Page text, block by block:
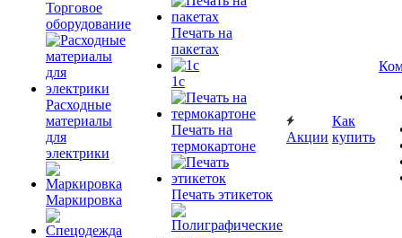
Торговое
оборудование
Расходные
материалы
для
электрики
Маркировка
Печать на
пакетах
1c
Печать на
термокартоне
Печать этикеток
Акции
Как
купить